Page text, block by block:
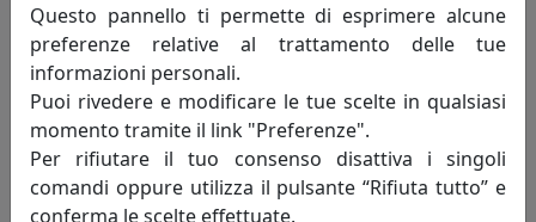
Questo pannello ti permette di esprimere alcune
preferenze relative al trattamento delle tue
informazioni personali.
Puoi rivedere e modificare le tue scelte in qualsiasi
momento tramite il link "Preferenze".
Per rifiutare il tuo consenso disattiva i singoli
comandi oppure utilizza il pulsante “Rifiuta tutto” e
conferma le scelte effettuate.